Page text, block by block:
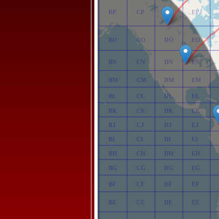
BE
BF
BG
BH
BI
BJ
BK
BL
BM
BN
BO
BP
CE
CF
CG
CH
CI
CJ
CK
CL
CM
CN
CO
CP
DE
DF
DG
DH
DI
DJ
DK
DL
DM
DN
DO
DP
EE
EF
EG
EH
EI
EJ
EK
EL
EM
EN
EO
EP